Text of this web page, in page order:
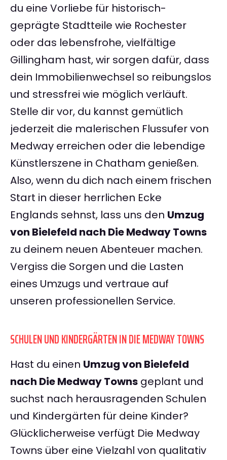
du eine Vorliebe für historisch-
geprägte Stadtteile wie Rochester
oder das lebensfrohe, vielfältige
Gillingham hast, wir sorgen dafür, dass
dein Immobilienwechsel so reibungslos
und stressfrei wie möglich verläuft.
Stelle dir vor, du kannst gemütlich
jederzeit die malerischen Flussufer von
Medway erreichen oder die lebendige
Künstlerszene in Chatham genießen.
Also, wenn du dich nach einem frischen
Start in dieser herrlichen Ecke
Englands sehnst, lass uns den Umzug
von Bielefeld nach Die Medway Towns
zu deinem neuen Abenteuer machen.
Vergiss die Sorgen und die Lasten
eines Umzugs und vertraue auf
unseren professionellen Service.
SCHULEN UND KINDERGÄRTEN IN DIE MEDWAY TOWNS
Hast du einen Umzug von Bielefeld
nach Die Medway Towns geplant und
suchst nach herausragenden Schulen
und Kindergärten für deine Kinder?
Glücklicherweise verfügt Die Medway
Towns über eine Vielzahl von qualitativ